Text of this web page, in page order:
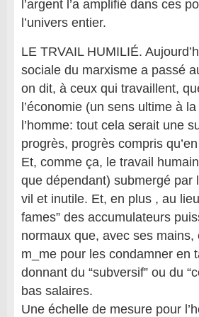
l’argent l’a amplifié dans ces
l’univers entier.
LE TRVAIL HUMILIÉ.
sociale du marxisme a passé
on dit, à ceux qui travaillent,
l’économie (un sens ultime à
l’homme: tout cela serait une
progrès, progrès compris
Et, comme ça, le travail
que dépendant) submergé par
vil et inutile. Et, en plus , au
fames” des accumulateurs
normaux que, avec ses
m_me pour les condamner en
donnant du “subversif” ou du
bas salaires.
Une échelle de mesure pour